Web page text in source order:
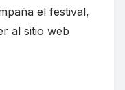
el festival,
al sitio web